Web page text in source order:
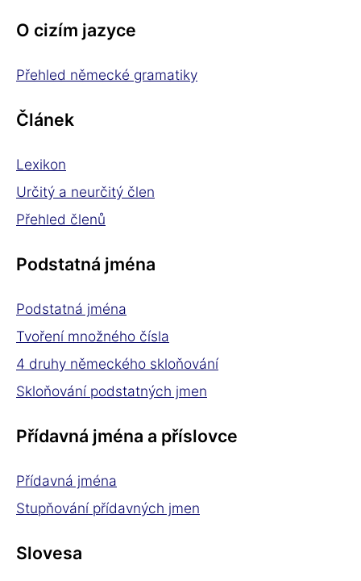
O cizím jazyce
Přehled německé gramatiky
Článek
Lexikon
Určitý a neurčitý člen
Přehled členů
Podstatná jména
Podstatná jména
Tvoření množného čísla
4 druhy německého skloňování
Skloňování podstatných jmen
Přídavná jména a příslovce
Přídavná jména
Stupňování přídavných jmen
Slovesa